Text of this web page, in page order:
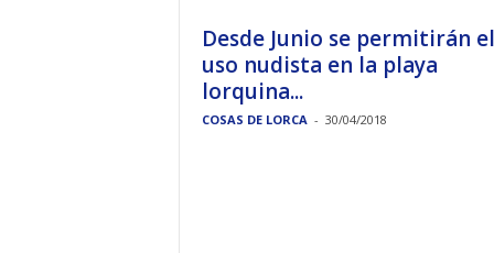
Desde Junio se permitirán el
uso nudista en la playa
lorquina...
COSAS DE LORCA - 30/04/2018